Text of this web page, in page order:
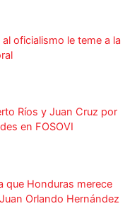
oficialismo le teme a la
Ríos y Juan Cruz por
en FOSOVI
que Honduras merece
Orlando Hernández